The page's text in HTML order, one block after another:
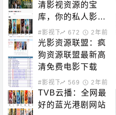
清影视资源的宝
库，你的私人影院
新选择！
#影视下载 672 2年前
光影资源联盟：疯
狗资源联盟最新高
清免费电影下载
#影视下载 569 2年前
TVB云播：全网最
好的蓝光港剧网站